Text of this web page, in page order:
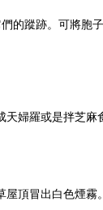
的蹤跡。可將胞
婦羅或是拌芝麻
屋頂冒出白色煙霧